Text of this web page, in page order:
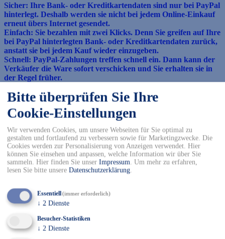
Bitte überprüfen Sie Ihre
Cookie-Einstellungen
Wir verwenden Cookies, um unsere Webseiten für Sie optimal zu
gestalten und fortlaufend zu verbessern sowie für Marketingzwecke. Die
Cookies werden zur Personalisierung von Anzeigen verwendet. Hier
können Sie einsehen und anpassen, welche Information wir über Sie
sammeln. Hier finden Sie unser Impressum. Um mehr zu erfahren,
lesen Sie bitte unsere Datenschutzerklärung.
Essentiell(immer erforderlich)
↓ 2 Dienste
Besucher-Statistiken
↓ 2 Dienste
Sicher: Ihre Bank- oder Kreditkartendaten sind nur bei PayPal
hinterlegt. Deshalb werden sie nicht bei jedem Online-Einkauf
erneut übers Internet gesendet.
Einfach: Sie bezahlen mit zwei Klicks. Denn Sie greifen auf Ihre
bei PayPal hinterlegten Bank- oder Kreditkartendaten zurück,
anstatt sie bei jedem Kauf wieder einzugeben.
Schnell: PayPal-Zahlungen treffen schnell ein. Dann kann der
Verkäufer die Ware sofort verschicken und Sie erhalten sie in
der Regel früher.
Anmelden und PayPal sofort nutzen:
Eröffnen Sie ein PayPal-Konto unter
www.paypal.de/anmeldung
Verknüpfen Sie Ihr Bankkonto oder Ihre Kreditkarte mit
Ihrem
PayPal-Konto.
Und schon können Sie mit PayPal bezahlen.
Zahlung per Kreditkarte
akzeptieren Mastercard und Visa und benötigen als Angaben
für die Zahlung Ihre Kreditkartennummer, das